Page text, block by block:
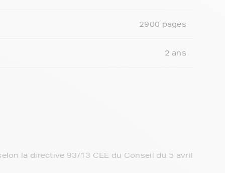
2900 pages
2 ans
la directive 93/13 CEE du Conseil du 5 avril